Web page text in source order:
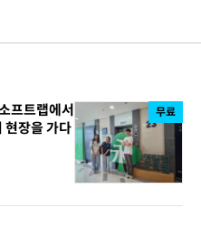
프트랩에서
장을 가다
무료